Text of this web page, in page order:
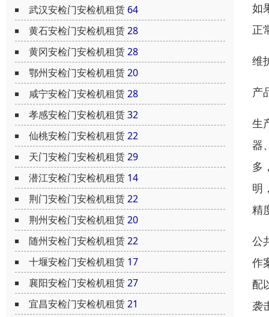
武汉安检门安检机租赁 64
黄石安检门安检机租赁28
黄冈安检门安检机租赁28
鄂州安检门安检机租赁20
咸宁安检门安检机租赁28
孝感安检门安检机租赁32
仙桃安检门安检机租赁22
天门安检门安检机租赁29
潜江安检门安检机租赁 14
荆门安检门安检机租赁22
荆州安检门安检机租赁20
随州安检门安检机租赁22
十堰安检门安检机租赁 17
襄阳安检门安检机租赁27
宜昌安检门安检机租赁21
如
正
维
产
生
器
多
明
精
公
作
配
袭